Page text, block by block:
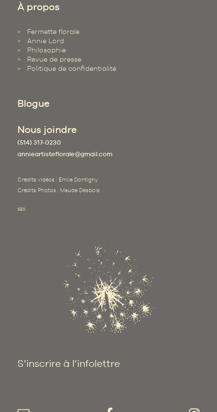
À propos
Fermette florale
Annie Lord
Philosophie
Revue de presse
Politique de confidentialité
Blogue
Nous joindre
(514) 317-0230
annieartisteflorale@gmail.com
Crédits vidéos : Émile Dontigny
Crédits Photos : Maude Desbois
SEO
S’inscrire à l’infolettre